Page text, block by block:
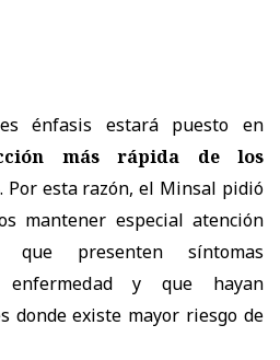
énfasis estará puesto en
más rápida de los
. Por esta razón, el Minsal pidió
mantener especial atención
presenten síntomas
y que hayan
donde existe mayor riesgo de